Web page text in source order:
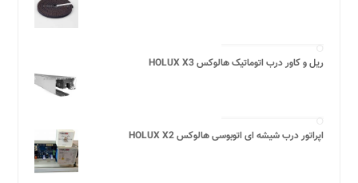
ریل و کاور درب اتوماتیک هالوکس HOLUX X3
اپراتور درب شیشه ای اتوبوسی هالوکس HOLUX X2